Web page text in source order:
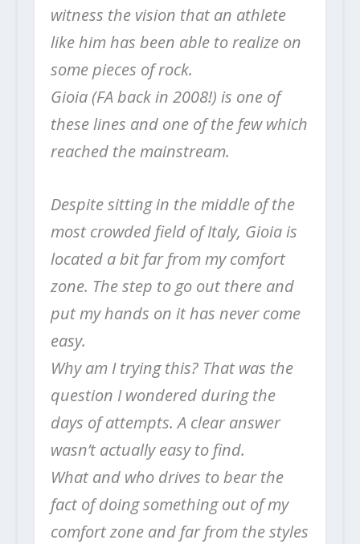
witness the vision that an athlete
like him has been able to realize on
some pieces of rock.
Gioia (FA back in 2008!) is one of
these lines and one of the few which
reached the mainstream.
Despite sitting in the middle of the
most crowded field of Italy, Gioia is
located a bit far from my comfort
zone. The step to go out there and
put my hands on it has never come
easy.
Why am I trying this? That was the
question I wondered during the
days of attempts. A clear answer
wasn’t actually easy to find.
What and who drives to bear the
fact of doing something out of my
comfort zone and far from the styles